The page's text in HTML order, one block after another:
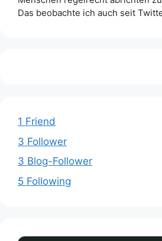
Das beobachte ich auch seit
1 Friend
3 Follower
3 Blog-Follower
5 Following